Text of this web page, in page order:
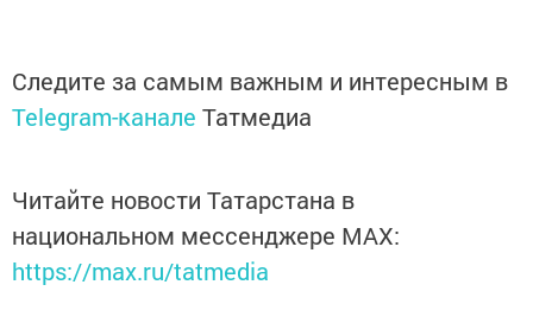
Следите за самым важным и интересным в
Telegram-канале Татмедиа
Читайте новости Татарстана в
национальном мессенджере MАХ:
https://max.ru/tatmedia